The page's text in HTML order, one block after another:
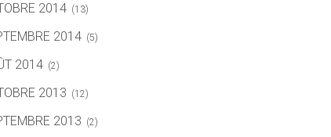
2014 (13)
2014 (5)
2014 (2)
2013 (12)
2013 (2)